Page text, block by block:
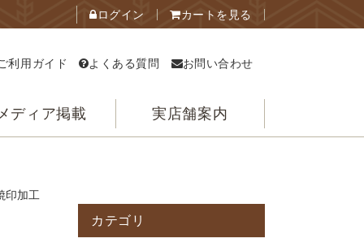
ログイン カートを見る
利用ガイド よくある質問 お問い合わせ
ディア掲載 実店舗案内
印加工
カテゴリ